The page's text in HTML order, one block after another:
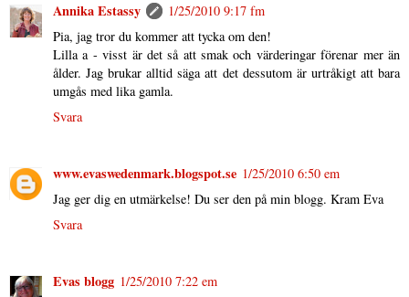
Annika Estassy
1/25/2010 9:17 fm
Pia, jag tror du kommer att tycka om den!
Lilla a - visst är det så att smak och värderingar förenar mer än
ålder. Jag brukar alltid säga att det dessutom är urtråkigt att bara
umgås med lika gamla.
Svara
www.evaswedenmark.blogspot.se 1/25/2010 6:50 em
Jag ger dig en utmärkelse! Du ser den på min blogg. Kram Eva
Svara
Evas blogg 1/25/2010 7:22 em